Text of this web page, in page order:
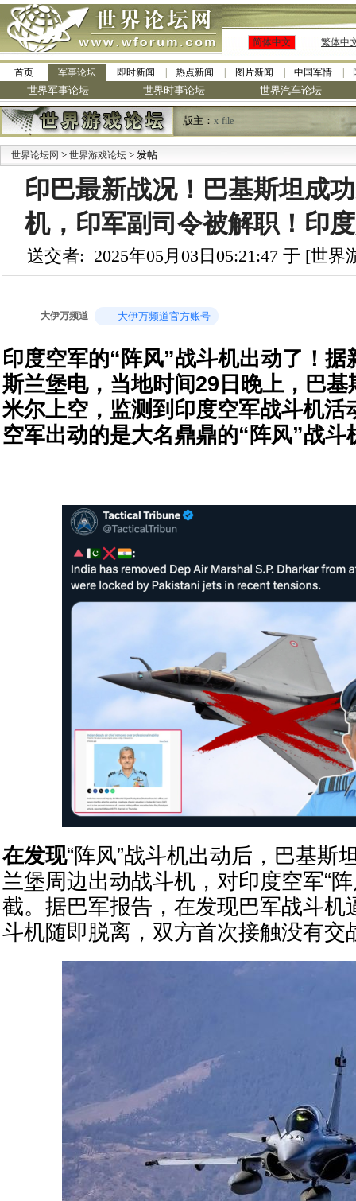
简体中文 繁体中
首页 军事论坛 即时新闻 热点新闻 图片新闻 中国军情
世界军事论坛 世界时事论坛 世界汽车论坛
版主： x-file
世界论坛网 > 世界游戏论坛 > 发帖
印巴最新战况！巴基斯坦成
机，印军副司令被解职！印
送交者: 2025年05月03日05:21:47 于 [世
大伊万频道 大伊万频道官方账号
印度空军的“阵风”战斗机出动了！据
斯兰堡电，当地时间29日晚上，巴基
米尔上空，监测到印度空军战斗机活
空军出动的是大名鼎鼎的“阵风”战斗
在发现“阵风”战斗机出动后，巴基斯
兰堡周边出动战斗机，对印度空军“
截。据巴军报告，在发现巴军战斗机
斗机随即脱离，双方首次接触没有交